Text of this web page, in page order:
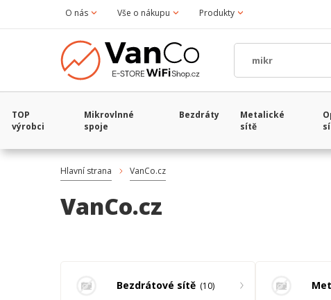
O nás Vše o nákupu Produkty
TOP
výrobci
Mikrovlnné
spoje
Bezdráty
Metalické
sítě
Hlavní strana VanCo.cz
VanCo.cz
Bezdrátové sítě 10